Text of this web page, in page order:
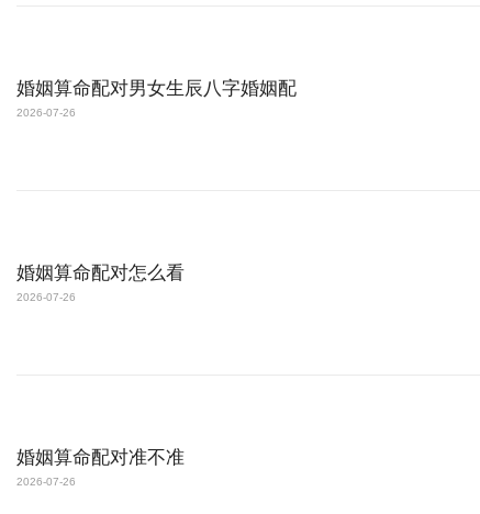
婚姻算命配对男女生辰八字婚姻配
2026-07-26
婚姻算命配对怎么看
2026-07-26
婚姻算命配对准不准
2026-07-26